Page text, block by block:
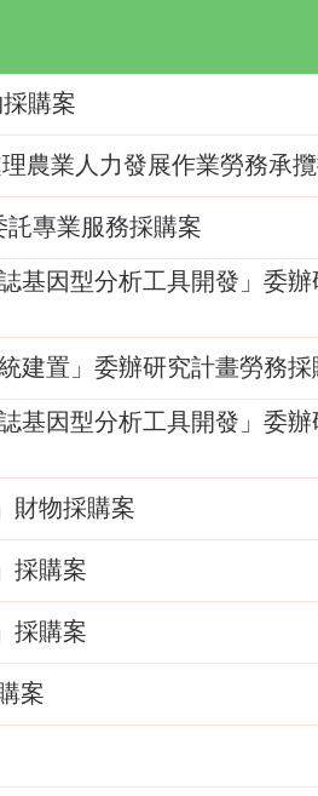
購案
農業人力發展作業勞務承
託專業服務採購案
基因型分析工具開發」委
建置」委辦研究計畫勞務採
基因型分析工具開發」委
財物採購案
採購案
採購案
案